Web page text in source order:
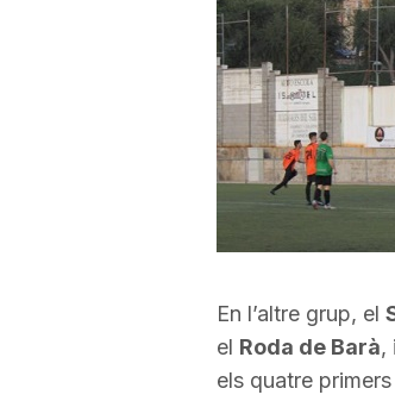
a
r
g
En l’altre grup, el
el Roda de Barà,
els quatre